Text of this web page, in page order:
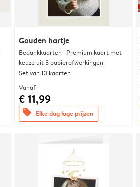
Gouden hartje
Bedankkaarten | Premium kaart met
keuze uit 3 papierafwerkingen
Set van 10 kaarten
Vanaf
€ 11,99
offers Elke dag lage prijzen